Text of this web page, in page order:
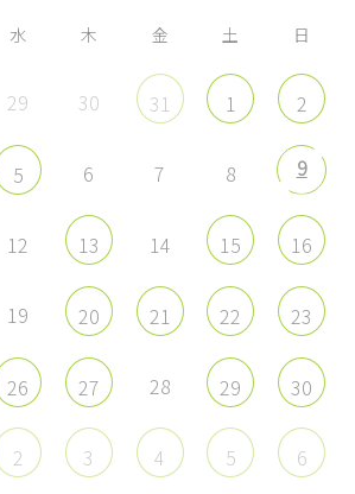
水 木 金 土 日
29 30 31 1 2
5 6 7 8 9
12 13 14 15 16
19 20 21 22 23
26 27 28 29 30
2 3 4 5 6